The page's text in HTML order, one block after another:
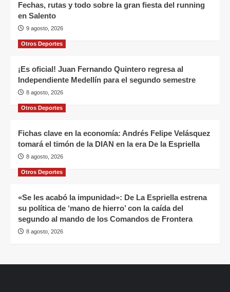
Fechas, rutas y todo sobre la gran fiesta del running
en Salento
9 agosto, 2026
Otros Deportes
¡Es oficial! Juan Fernando Quintero regresa al
Independiente Medellín para el segundo semestre
8 agosto, 2026
Otros Deportes
Fichas clave en la economía: Andrés Felipe Velásquez
tomará el timón de la DIAN en la era De la Espriella
8 agosto, 2026
Otros Deportes
«Se les acabó la impunidad»: De La Espriella estrena
su política de ‘mano de hierro’ con la caída del
segundo al mando de los Comandos de Frontera
8 agosto, 2026